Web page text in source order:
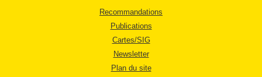
Recommandations
Publications
Cartes/SIG
Newsletter
Plan du site